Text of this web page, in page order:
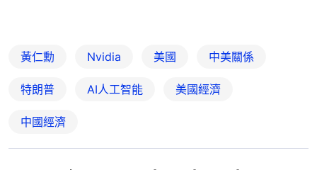
黃仁勳 Nvidia 美國 中美關係
特朗普 AI人工智能 美國經濟
中國經濟